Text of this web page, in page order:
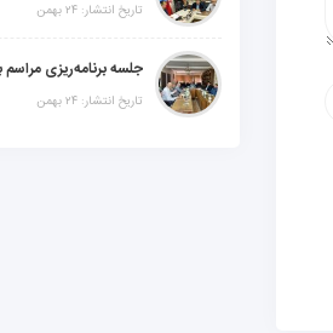
تاریخ انتشار: ۲۴ بهمن
تاریخ انتشار: ۲۴ بهمن